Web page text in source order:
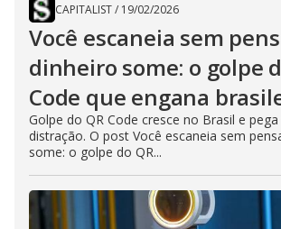
CAPITALIST/ 19/02/2026
Você escaneia sem
dinheiro some: o golpe
Code que engana
Golpe do QR Code cresce no Brasil e
distração. O post Você escaneia sem
some: o golpe do QR...